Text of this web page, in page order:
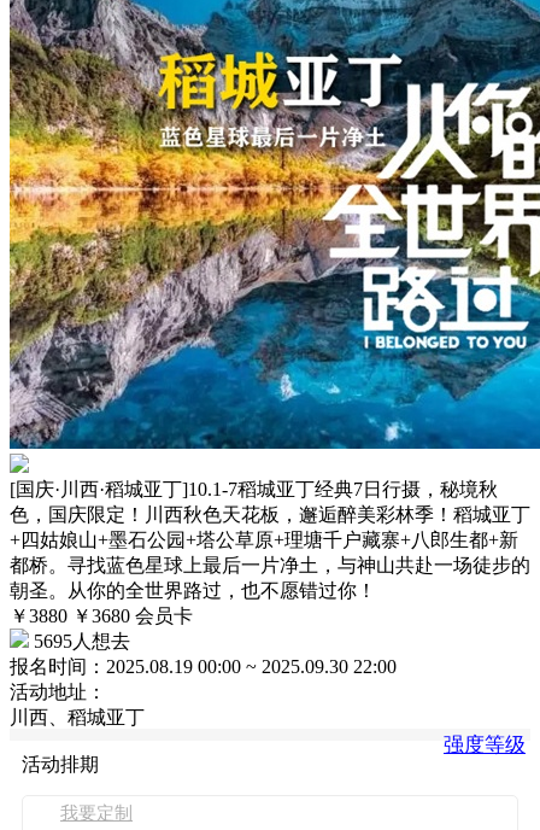
[国庆·川西·稻城亚丁]10.1-7稻城亚丁经典7日行摄，秘境秋
色，国庆限定！川西秋色天花板，邂逅醉美彩林季！稻城亚丁
+四姑娘山+墨石公园+塔公草原+理塘千户藏寨+八郎生都+新
都桥。寻找蓝色星球上最后一片净土，与神山共赴一场徒步的
朝圣。从你的全世界路过，也不愿错过你！
￥3880 ￥3680 会员卡
5695人想去
报名时间： 2025.08.19 00:00 ~ 2025.09.30 22:00
活动地址：
川西、稻城亚丁
强度等级
活动排期
我要定制